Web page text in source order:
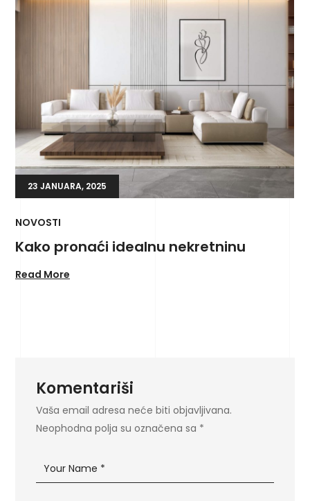
23 JANUARA, 2025
NOVOSTI
Kako pronaći idealnu nekretninu
Read More
Komentariši
Vaša email adresa neće biti objavljivana.
Neophodna polja su označena sa *